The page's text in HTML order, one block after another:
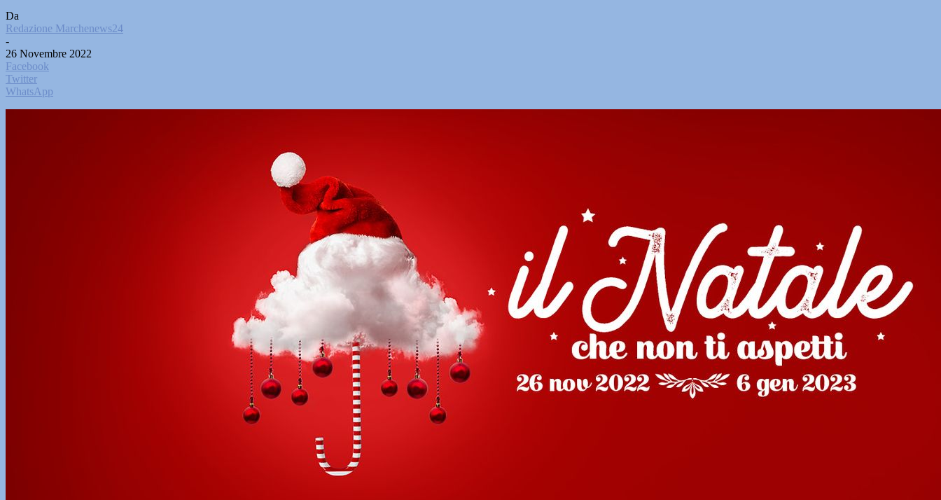
Da
Redazione Marchenews24
-
26 Novembre 2022
Facebook
Twitter
WhatsApp